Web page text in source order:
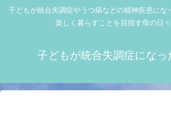
子どもが統合失調症やうつ病などの精神疾患にな
楽しく暮らすことを目指す母の日
子どもが統合失調症になっ